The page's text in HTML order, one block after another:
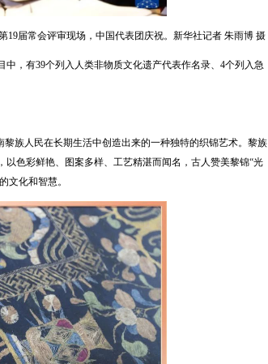
19届常会评审现场，中国代表团庆祝。新华社记者 朱雨博 摄
，有39个列入人类非物质文化遗产代表作名录、4个列入急
族人民在长期生活中创造出来的一种独特的织锦艺术。黎族
色彩鲜艳、图案多样、工艺精湛而闻名，古人赞美黎锦“光
文化和智慧。